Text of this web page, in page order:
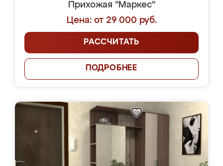
Прихожая "Маркес"
Цена: от 29 000 руб.
РАССЧИТАТЬ
ПОДРОБНЕЕ